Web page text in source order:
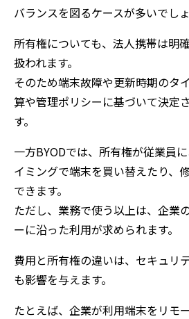
バランスを図るケースが多いでしょ
所有権についても、法人携帯は明
扱われます。
そのため端末故障や更新時期のタ
算や管理ポリシーに基づいて決定
す。
一方BYODでは、所有権が従業員
イミングで端末を買い替えたり、
できます。
ただし、業務で使う以上は、企業
ーに沿った利用が求められます。
費用と所有権の違いは、セキュリ
も影響を与えます。
たとえば、企業が利用端末をリモ